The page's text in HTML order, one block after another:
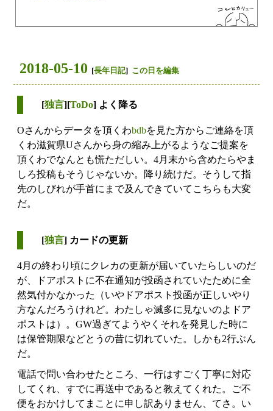
2018-05-10 [長年日記] この日を編集
[独言][ToDo] よく降る
Oさんからデータを頂くわbdbを見た方からご連絡を頂
くわ滋賀県Uさんから身の縮み上がるようなご提案を
頂くわでなんとも慌ただしい。4月末から含めたらやま
しろ投稿もそうじゃないか。降り続けだ。そうして指
先のしびれが手首にまで及んできていてこちらも大変
だ。
[独言] カードの更新
4月の終わり頃にクレカの更新が届いていたらしいのだ
が、ドアポストに不在通知が投函されていたために全
然気付かなかった（いやドアポスト投函が正しいやり
方なんだろうけれど。わたしゃ滅多に見ないのよドア
ポストは）。GW過ぎてようやくそれを発見した時に
は保管期限などとうの昔に切れていた。しかも2行ぶん
だ。
電話で問い合わせたところ、一行はすごく丁寧に対応
してくれ、すでに再送中であると教えてくれた。ご不
便をおかけしてまことに申し訳ありません、てさ。い